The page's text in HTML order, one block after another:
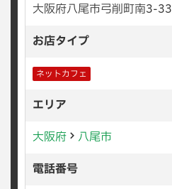
大阪府八尾市弓削町南3-33
お店タイプ
ネットカフェ
エリア
大阪府
八尾市
電話番号